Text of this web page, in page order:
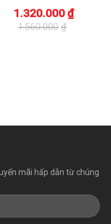
1.560.000 ₫
1.320.000₫
mãi hấp dẫn từ chúng